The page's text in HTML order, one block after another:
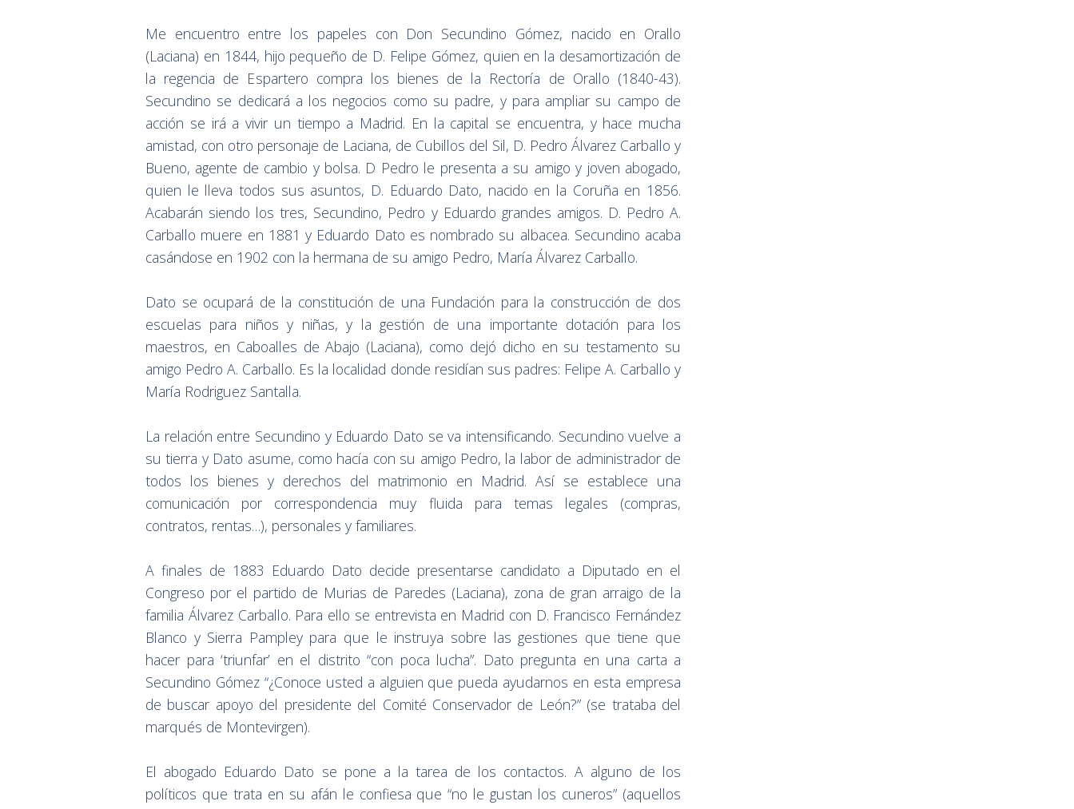
Me encuentro entre los papeles con Don Secundino Gómez, nacido en Orallo
(Laciana) en 1844, hijo pequeño de D. Felipe Gómez, quien en la desamortización de
la regencia de Espartero compra los bienes de la Rectoría de Orallo (1840-43).
Secundino se dedicará a los negocios como su padre, y para ampliar su campo de
acción se irá a vivir un tiempo a Madrid. En la capital se encuentra, y hace mucha
amistad, con otro personaje de Laciana, de Cubillos del Sil, D. Pedro Álvarez Carballo y
Bueno, agente de cambio y bolsa. D Pedro le presenta a su amigo y joven abogado,
quien le lleva todos sus asuntos, D. Eduardo Dato, nacido en la Coruña en 1856.
Acabarán siendo los tres, Secundino, Pedro y Eduardo grandes amigos. D. Pedro A.
Carballo muere en 1881 y Eduardo Dato es nombrado su albacea. Secundino acaba
casándose en 1902 con la hermana de su amigo Pedro, María Álvarez Carballo.
Dato se ocupará de la constitución de una Fundación para la construcción de dos
escuelas para niños y niñas, y la gestión de una importante dotación para los
maestros, en Caboalles de Abajo (Laciana), como dejó dicho en su testamento su
amigo Pedro A. Carballo. Es la localidad donde residían sus padres: Felipe A. Carballo y
María Rodriguez Santalla.
La relación entre Secundino y Eduardo Dato se va intensificando. Secundino vuelve a
su tierra y Dato asume, como hacía con su amigo Pedro, la labor de administrador de
todos los bienes y derechos del matrimonio en Madrid. Así se establece una
comunicación por correspondencia muy fluida para temas legales (compras,
contratos, rentas…), personales y familiares.
A finales de 1883 Eduardo Dato decide presentarse candidato a Diputado en el
Congreso por el partido de Murias de Paredes (Laciana), zona de gran arraigo de la
familia Álvarez Carballo. Para ello se entrevista en Madrid con D. Francisco Fernández
Blanco y Sierra Pampley para que le instruya sobre las gestiones que tiene que
hacer para ‘triunfar’ en el distrito “con poca lucha”. Dato pregunta en una carta a
Secundino Gómez “¿Conoce usted a alguien que pueda ayudarnos en esta empresa
de buscar apoyo del presidente del Comité Conservador de León?” (se trataba del
marqués de Montevirgen).
El abogado Eduardo Dato se pone a la tarea de los contactos. A alguno de los
políticos que trata en su afán le confiesa que “no le gustan los cuneros” (aquellos